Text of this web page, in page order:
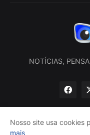
NOTÍCIAS,
Nosso site usa cookies
mais